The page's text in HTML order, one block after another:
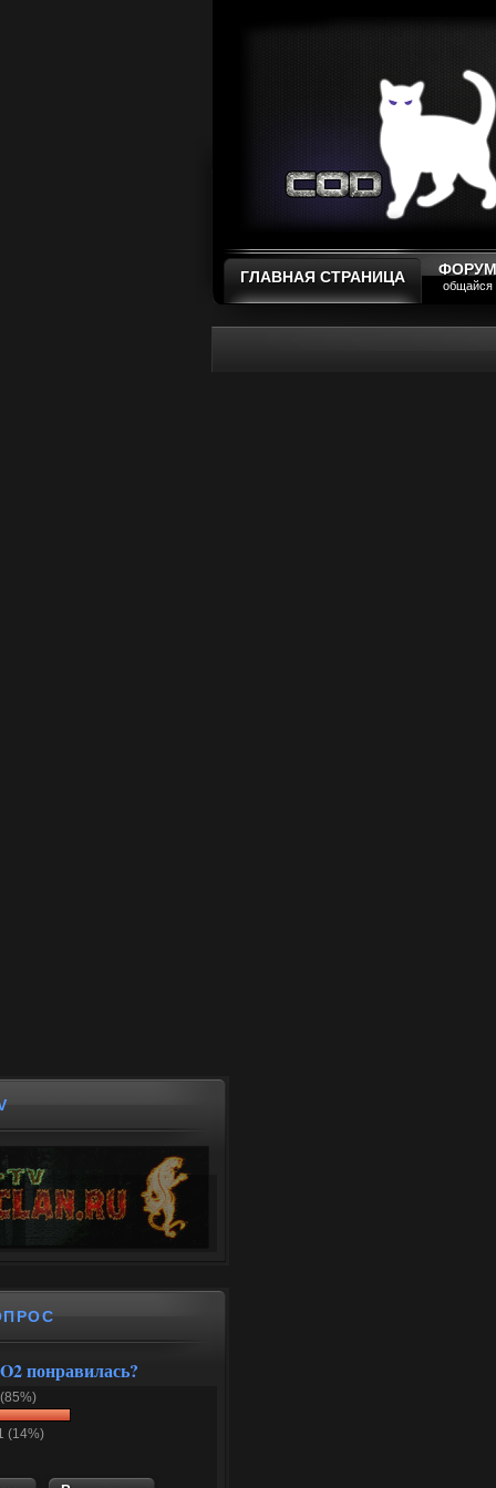
ГЛАВНАЯ СТРАНИЦА ФОРУМ
общайся
понравилась?
(14%)